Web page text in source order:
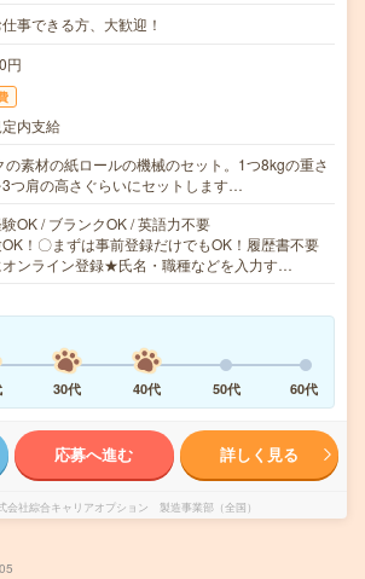
事できる方、大歓迎！
円
内支給
の素材の紙ロールの機械のセット。1つ8kgの重さ
つ肩の高さぐらいにセットします…
OK / ブランクOK / 英語力不要
！〇まずは事前登録だけでもOK！履歴書不要
オンライン登録★氏名・職種などを入力す…
30代 40代 50代 60代
応募へ進む 詳しく見る
会社綜合キャリアオプション 製造事業部（全国）